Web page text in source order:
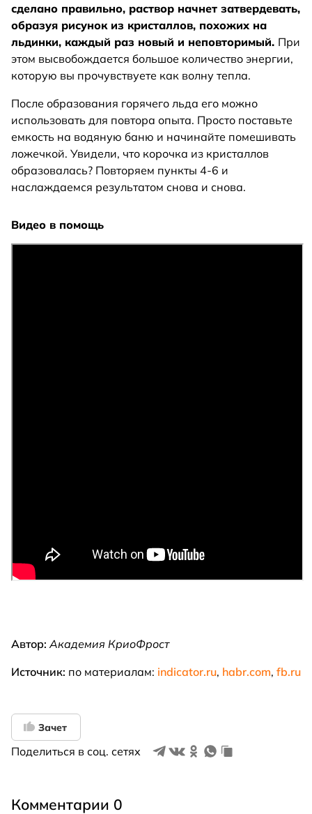
сделано правильно, раствор начнет затвердевать,
образуя рисунок из кристаллов, похожих на
льдинки, каждый раз новый и неповторимый. При
этом высвобождается большое количество энергии,
которую вы прочувствуете как волну тепла.
После образования горячего льда его можно
использовать для повтора опыта. Просто поставьте
емкость на водяную баню и начинайте помешивать
ложечкой. Увидели, что корочка из кристаллов
образовалась? Повторяем пункты 4-6 и
наслаждаемся результатом снова и снова.
Видео в помощь
Автор: Академия КриоФрост
Источник: по материалам: indicator.ru, habr.com, fb.ru
Зачет
Поделиться в соц. сетях
Комментарии 0